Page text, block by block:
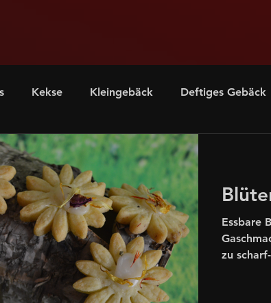
Kekse Kleingebäck Deftiges Gebäck
Ostern Schnelle Rezepte für Kids
Gebäck Silvester Halloween
Pudding Kokos Gemüse Alkohol
Essbare
zu